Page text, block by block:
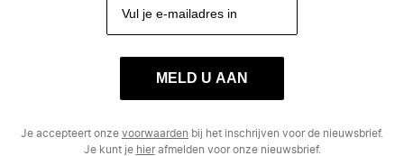
MELD U AAN
Je accepteert onze voorwaarden bij het inschrijven voor de nieuwsbrief.
Je kunt je hierafmelden voor onze nieuwsbrief.